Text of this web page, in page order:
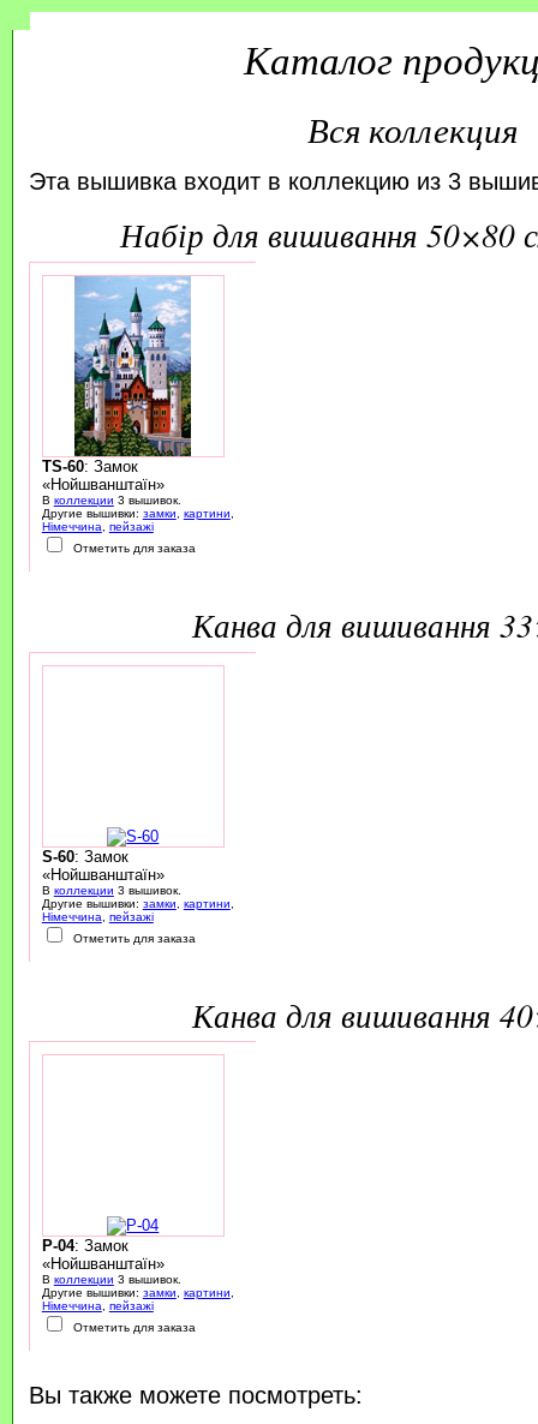
Каталог
Вся коллекция
Эта вышивка входит в коллекцию из 3
набір для вишивання
TS-60: Замок
«Нойшванштаїн»
В коллекции 3 вышивок.
Другие вышивки: замки картини
Німеччина
пейзажі
Отметить для заказа
канва для вишивання
S-60: Замок
«Нойшванштаїн»
В коллекции 3 вышивок.
Другие вышивки: замки картини
Німеччина
пейзажі
Отметить для заказа
канва для вишивання
P-04: Замок
«Нойшванштаїн»
В коллекции 3 вышивок.
Другие вышивки: замки, картини,
Німеччина, пейзажі
Отметить для заказа
Вы также можете посмотреть: